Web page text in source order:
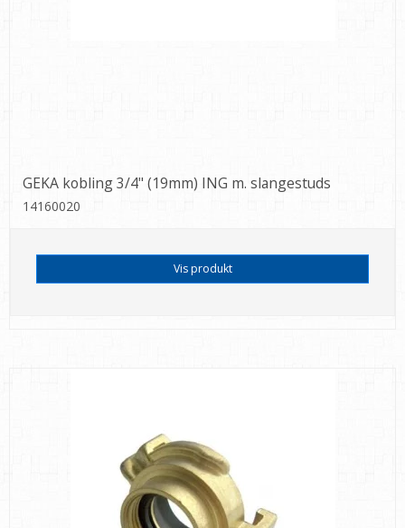
GEKA kobling 3/4" (19mm) ING m. slangestuds
14160020
Vis produkt